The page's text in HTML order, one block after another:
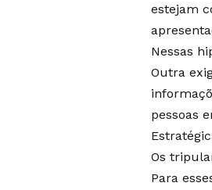
estejam
Nessas
Outra
pessoas
Os
Para